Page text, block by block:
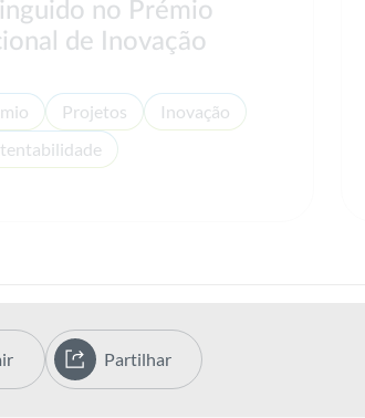
no Prémio
de Inovação
Projetos
Inovação
Partilhar